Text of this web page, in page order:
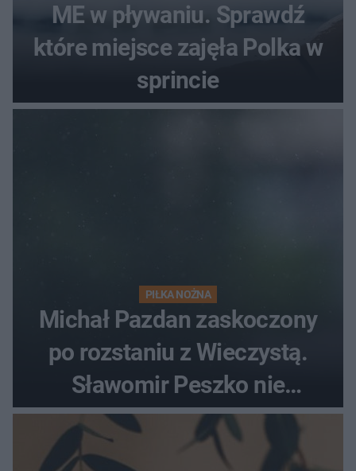
ME w pływaniu. Sprawdź
które miejsce zajęła Polka w
sprincie
PIŁKA NOŻNA
Michał Pazdan zaskoczony
po rozstaniu z Wieczystą.
Sławomir Peszko nie
dotrzymał słowa?